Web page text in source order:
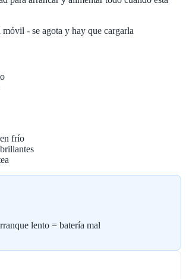
- se agota y hay que cargarla
frío
lento = batería mal